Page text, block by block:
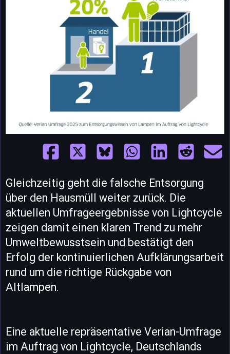
Gleichzeitig geht die falsche Entsorgung
über den Hausmüll weiter zurück. Die
aktuellen Umfrageergebnisse von Lightcycle
zeigen damit einen klaren Trend zu mehr
Umweltbewusstsein und bestätigt den
Erfolg der kontinuierlichen Aufklärungsarbeit
rund um die richtige Rückgabe von
Altlampen.
Eine aktuelle repräsentative Verian-Umfrage
im Auftrag von Lightcycle, Deutschlands